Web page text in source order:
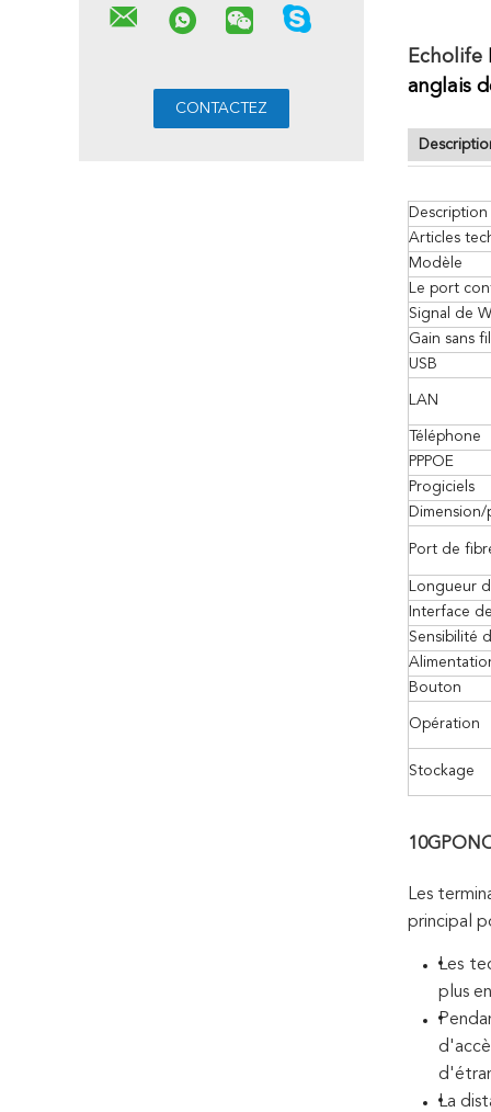
Echolife
anglais
Articles
Modèle
Le port
Signal de
Gain sans fil
USB
LAN
Téléphone
PPPOE
Progiciels
Port de
Longueur
Interface
Sensibilité
Bouton
Opération
Stockage
Les
principal
Les
plus
La